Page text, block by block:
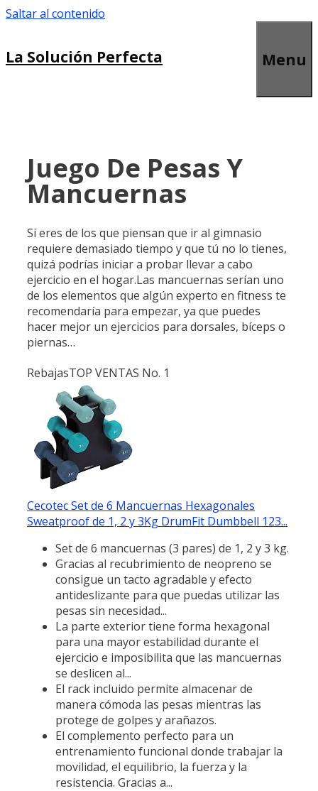
Saltar al contenido
La Solución Perfecta Menu
Juego De Pesas Y
Mancuernas
Si eres de los que piensan que ir al gimnasio
requiere demasiado tiempo y que tú no lo tienes,
quizá podrías iniciar a probar llevar a cabo
ejercicio en el hogar.Las mancuernas serían uno
de los elementos que algún experto en fitness te
recomendaría para empezar, ya que puedes
hacer mejor un ejercicios para dorsales, bíceps o
piernas…
RebajasTOP VENTAS No. 1
Cecotec Set de 6 Mancuernas Hexagonales
Sweatproof de 1, 2 y 3Kg DrumFit Dumbbell 123...
Set de 6 mancuernas (3 pares) de 1, 2 y 3 kg.
Gracias al recubrimiento de neopreno se
consigue un tacto agradable y efecto
antideslizante para que puedas utilizar las
pesas sin necesidad...
La parte exterior tiene forma hexagonal
para una mayor estabilidad durante el
ejercicio e imposibilita que las mancuernas
se deslicen al...
El rack incluido permite almacenar de
manera cómoda las pesas mientras las
protege de golpes y arañazos.
El complemento perfecto para un
entrenamiento funcional donde trabajar la
movilidad, el equilibrio, la fuerza y la
resistencia. Gracias a...